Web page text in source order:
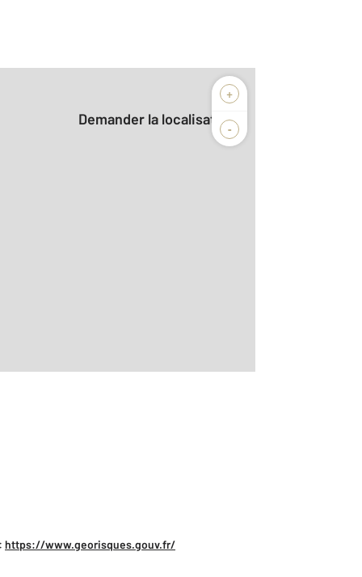
+
-
Demander la localisation
https://www.georisques.gouv.fr/